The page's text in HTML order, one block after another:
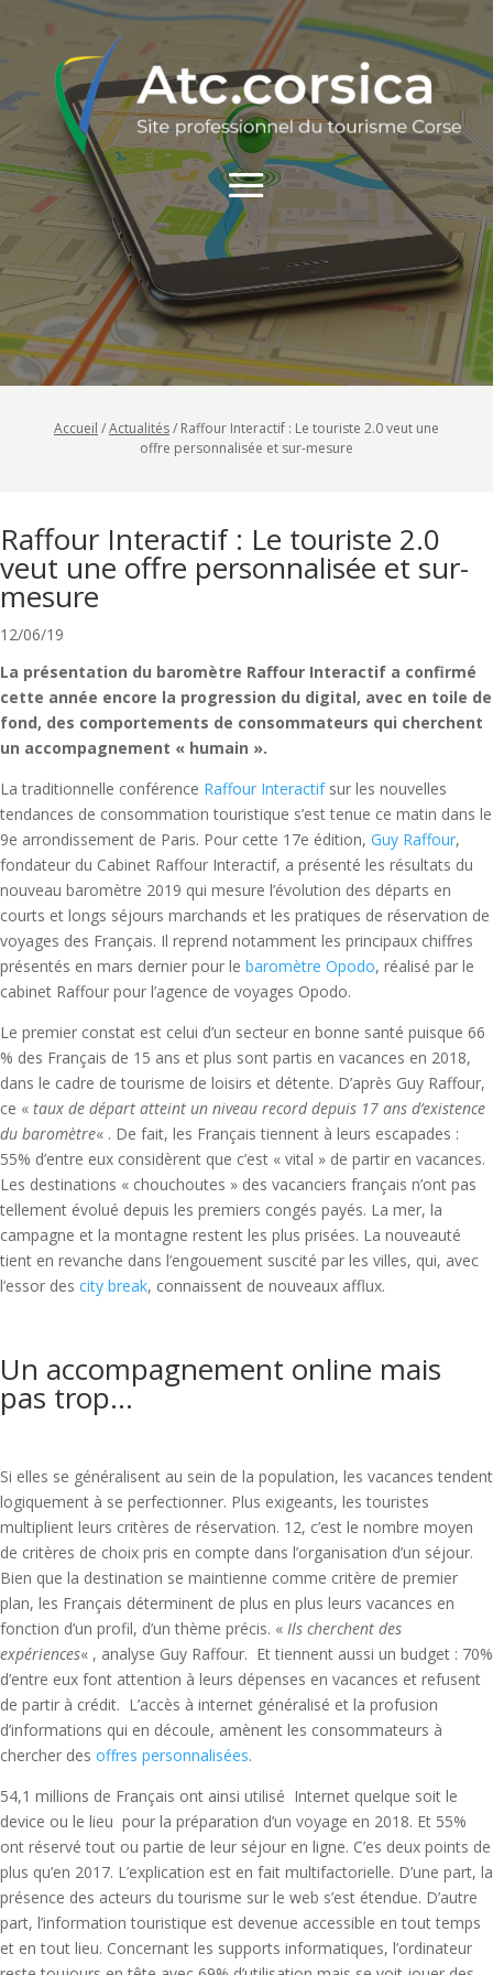
Accueil /Actualités/ Raffour Interactif : Le touriste 2.0 veut une
offre personnalisée et sur-mesure
Raffour Interactif : Le touriste 2.0
veut une offre personnalisée et sur-
mesure
12/06/19
La présentation du baromètre Raffour Interactif a confirmé
cette année encore la progression du digital, avec en toile de
fond, des comportements de consommateurs qui cherchent
un accompagnement « humain ».
La traditionnelle conférence Raffour Interactifsur les nouvelles
tendances de consommation touristique s’est tenue ce matin dans le
9e arrondissement de Paris. Pour cette 17e édition, Guy Raffour,
fondateur du Cabinet Raffour Interactif, a présenté les résultats du
nouveau baromètre 2019 qui mesure l’évolution des départs en
courts et longs séjours marchands et les pratiques de réservation de
voyages des Français. Il reprend notamment les principaux chiffres
présentés en mars dernier pour le baromètre Opodo, réalisé par le
cabinet Raffour pour l’agence de voyages Opodo.
Le premier constat est celui d’un secteur en bonne santé puisque 66
% des Français de 15 ans et plus sont partis en vacances en 2018,
dans le cadre de tourisme de loisirs et détente. D’après Guy Raffour,
ce « taux de départ atteint un niveau record depuis 17 ans d’existence
du baromètre« . De fait, les Français tiennent à leurs escapades :
55% d’entre eux considèrent que c’est « vital » de partir en vacances.
Les destinations « chouchoutes » des vacanciers français n’ont pas
tellement évolué depuis les premiers congés payés. La mer, la
campagne et la montagne restent les plus prisées. La nouveauté
tient en revanche dans l’engouement suscité par les villes, qui, avec
l’essor des city break, connaissent de nouveaux afflux.
Un accompagnement online mais
pas trop…
Si elles se généralisent au sein de la population, les vacances tendent
logiquement à se perfectionner. Plus exigeants, les touristes
multiplient leurs critères de réservation. 12, c’est le nombre moyen
de critères de choix pris en compte dans l’organisation d’un séjour.
Bien que la destination se maintienne comme critère de premier
plan, les Français déterminent de plus en plus leurs vacances en
fonction d’un profil, d’un thème précis. « Ils cherchent des
expériences« , analyse Guy Raffour. Et tiennent aussi un budget : 70%
d’entre eux font attention à leurs dépenses en vacances et refusent
de partir à crédit. L’accès à internet généralisé et la profusion
d’informations qui en découle, amènent les consommateurs à
chercher des offres personnalisées.
54,1 millions de Français ont ainsi utilisé Internet quelque soit le
device ou le lieu pour la préparation d’un voyage en 2018. Et 55%
ont réservé tout ou partie de leur séjour en ligne. C’es deux points de
plus qu’en 2017. L’explication est en fait multifactorielle. D’une part, la
présence des acteurs du tourisme sur le web s’est étendue. D’autre
part, l’information touristique est devenue accessible en tout temps
et en tout lieu. Concernant les supports informatiques, l’ordinateur